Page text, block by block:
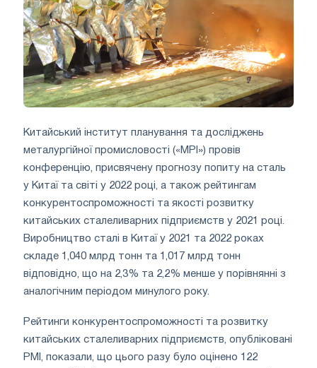
Китайський інститут планування та досліджень
металургійної промисловості («MPI») провів
конференцію, присвячену прогнозу попиту на сталь
у Китаї та світі у 2022 році, а також рейтингам
конкурентоспроможності та якості розвитку
китайських сталеливарних підприємств у 2021 році.
Виробництво сталі в Китаї у 2021 та 2022 роках
складе 1,040 млрд тонн та 1,017 млрд тонн
відповідно, що на 2,3% та 2,2% менше у порівнянні з
аналогічним періодом минулого року.
Рейтинги конкурентоспроможності та розвитку
китайських сталеливарних підприємств, опубліковані
PMI, показали, що цього разу було оцінено 122